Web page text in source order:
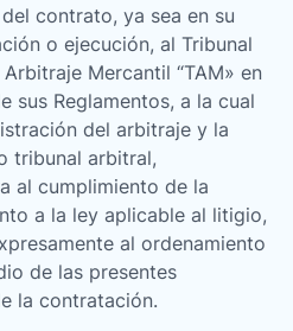
contrato, ya sea en su
o ejecución, al Tribunal
Mercantil “TAM» en
sus Reglamentos, a la cual
del arbitraje y la
tribunal arbitral,
al cumplimiento de la
a la ley aplicable al litigio,
al ordenamiento
de las presentes
la contratación.